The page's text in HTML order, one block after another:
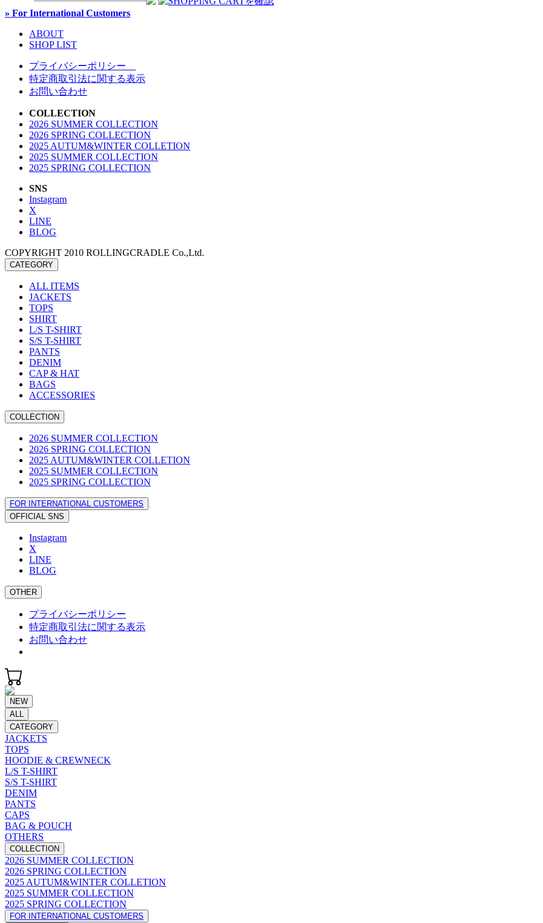
» For International Customers
ABOUT
SHOP LIST
プライバシーポリシー
特定商取引法に関する表示
お問い合わせ
COLLECTION
2026 SUMMER COLLECTION
2026 SPRING COLLECTION
2025 AUTUM&WINTER COLLETION
2025 SUMMER COLLECTION
2025 SPRING COLLECTION
SNS
Instagram
X
LINE
BLOG
COPYRIGHT 2010 ROLLINGCRADLE Co.,Ltd.
CATEGORY
ALL ITEMS
JACKETS
TOPS
SHIRT
L/S T-SHIRT
S/S T-SHIRT
PANTS
DENIM
CAP & HAT
BAGS
ACCESSORIES
COLLECTION
2026 SUMMER COLLECTION
2026 SPRING COLLECTION
2025 AUTUM&WINTER COLLETION
2025 SUMMER COLLECTION
2025 SPRING COLLECTION
FOR INTERNATIONAL CUSTOMERS
OFFICIAL SNS
Instagram
X
LINE
BLOG
OTHER
プライバシーポリシー
特定商取引法に関する表示
お問い合わせ
NEW
ALL
CATEGORY
JACKETS
TOPS
HOODIE & CREWNECK
L/S T-SHIRT
S/S T-SHIRT
DENIM
PANTS
CAPS
BAG & POUCH
OTHERS
COLLECTION
2026 SUMMER COLLECTION
2026 SPRING COLLECTION
2025 AUTUM&WINTER COLLETION
2025 SUMMER COLLECTION
2025 SPRING COLLECTION
FOR INTERNATIONAL CUSTOMERS